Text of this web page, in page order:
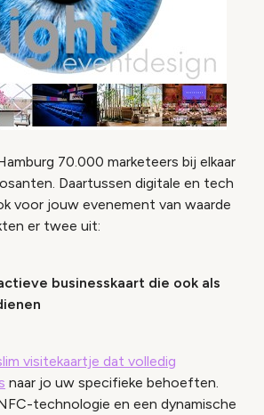
70.000 marketeers bij elkaar
Daartussen digitale en tech
voor jouw evenement van waarde
er twee uit:
businesskaart die ook als
visitekaartje dat volledig
naar jo uw specifieke behoeften.
technologie en een dynamische